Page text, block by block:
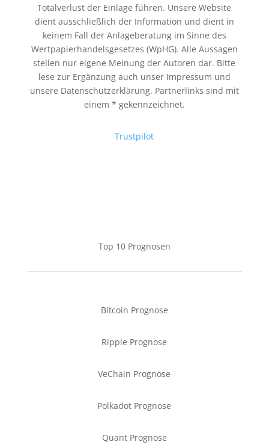
Totalverlust der Einlage führen. Unsere Website
dient ausschließlich der Information und dient in
keinem Fall der Anlageberatung im Sinne des
Wertpapierhandelsgesetzes (WpHG). Alle Aussagen
stellen nur eigene Meinung der Autoren dar. Bitte
lese zur Ergänzung auch unser Impressum und
unsere Datenschutzerklärung. Partnerlinks sind mit
einem * gekennzeichnet.
Trustpilot
Top 10 Prognosen
Bitcoin Prognose
Ripple Prognose
VeChain Prognose
Polkadot Prognose
Quant Prognose